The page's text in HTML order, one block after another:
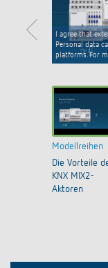
I agree that
Personal data
platforms. For
Modellreihen
Die Vorteile
KNX MIX2-
Aktoren